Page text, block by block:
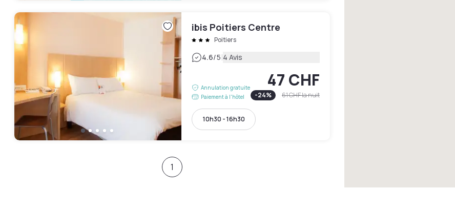
ibis Poitiers Centre
Poitiers
4.6/5|4 Avis
Annulation gratuite
Paiement à l'hôtel
47 CHF
-24% 61 CHFla nuit
10h30 - 16h30
1